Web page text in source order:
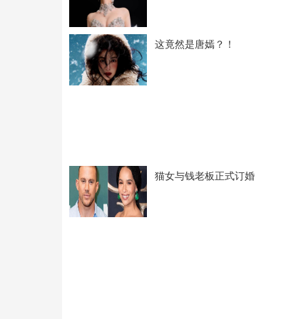
这竟然是唐嫣？！
猫女与钱老板正式订婚